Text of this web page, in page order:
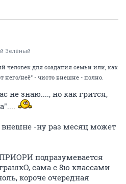
Зелёный
человек для создания семьи или, как
неё" - чисто внешне - полно.
не знаю...., но как грится,
внешне -ну раз месяц может
подразумевается
сама с 8ю классами
короче очередная